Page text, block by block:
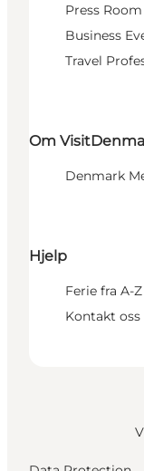
Press Room
Business
Travel
Om
Denmark
Hjelp
Ferie fra A-Z
Kontakt oss